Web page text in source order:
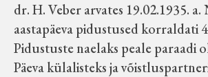
dr. H. Veber arvates 19.02.1935.
aastapäeva pidustused korraldati
Pidustuste naelaks peale paraadi
Päeva külalisteks ja